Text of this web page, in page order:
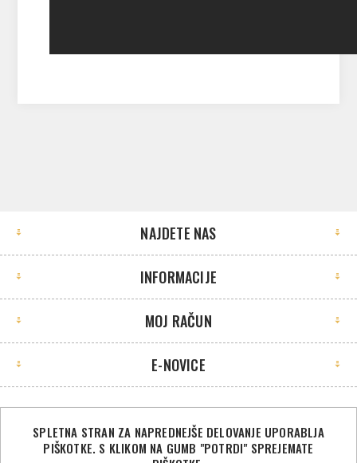
NAJDETE NAS
INFORMACIJE
MOJ RAČUN
E-NOVICE
©2026 Sport Store. Vse pravice pridržane.
SPLETNA STRAN ZA NAPREDNEJŠE DELOVANJE UPORABLJA
PIŠKOTKE. S KLIKOM NA GUMB "POTRDI" SPREJEMATE